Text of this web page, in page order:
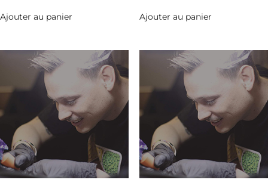
Ajouter au panier Ajouter au panier